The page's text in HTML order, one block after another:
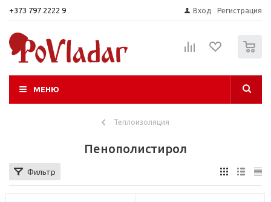
+373 797 2222 9 Вход Регистрация
МЕНЮ
Теплоизоляция
Пенополистирол
Фильтр